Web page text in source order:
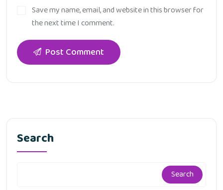
Save my name, email, and website in this browser for
the next time I comment.
Post Comment
Search
Search